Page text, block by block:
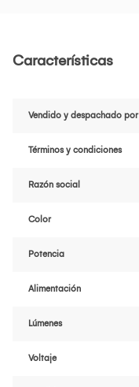
Características
Vendido y despachado por
Términos y condiciones
Razón social
Color
Potencia
Alimentación
Lúmenes
Voltaje